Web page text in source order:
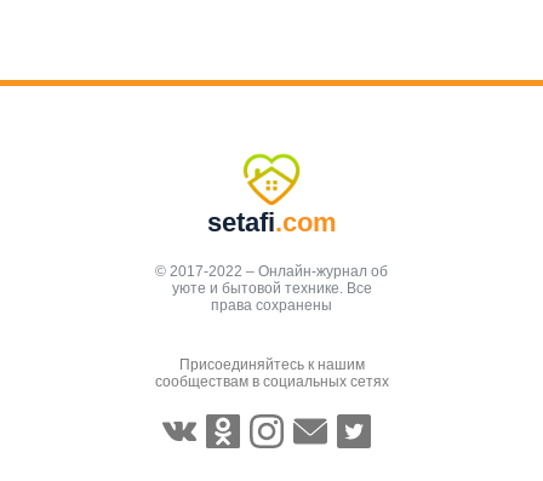
setafi.com
© 2017-2022 – Онлайн-журнал об
уюте и бытовой технике. Все
права сохранены
Присоединяйтесь к нашим
сообществам в социальных сетях